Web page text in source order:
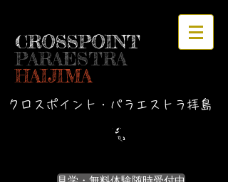
CROSSPOINT
PARAESTRA
HAIJIMA
クロスポイント・パラエストラ拝島